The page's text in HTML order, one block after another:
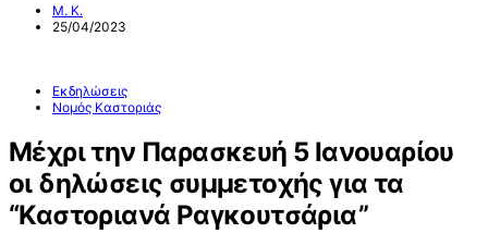
Μ. Κ.
25/04/2023
Εκδηλώσεις
Νομός Καστοριάς
Μέχρι την Παρασκευή 5 Ιανουαρίου
οι δηλώσεις συμμετοχής για τα
“Καστοριανά Ραγκουτσάρια”